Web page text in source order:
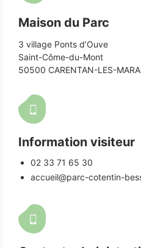
Maison du Parc
3 village Ponts d’Ouve
Saint-Côme-du-Mont
50500 CARENTAN-LES-
Information visiteur
02 33 71 65 30
accueil@parc-cotentin-